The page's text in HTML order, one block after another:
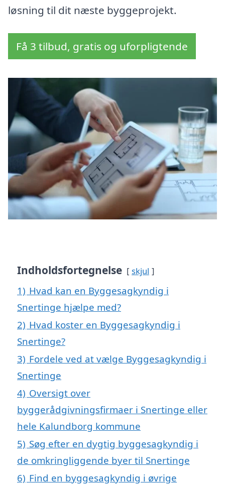
løsning til dit næste byggeprojekt.
Få 3 tilbud, gratis og uforpligtende
Indholdsfortegnelse skjul
1) Hvad kan en Byggesagkyndig i
Snertinge hjælpe med?
2) Hvad koster en Byggesagkyndig i
Snertinge?
3) Fordele ved at vælge Byggesagkyndig i
Snertinge
4) Oversigt over
byggerådgivningsfirmaer i Snertinge eller
hele Kalundborg kommune
5) Søg efter en dygtig byggesagkyndig i
de omkringliggende byer til Snertinge
6) Find en byggesagkyndig i øvrige